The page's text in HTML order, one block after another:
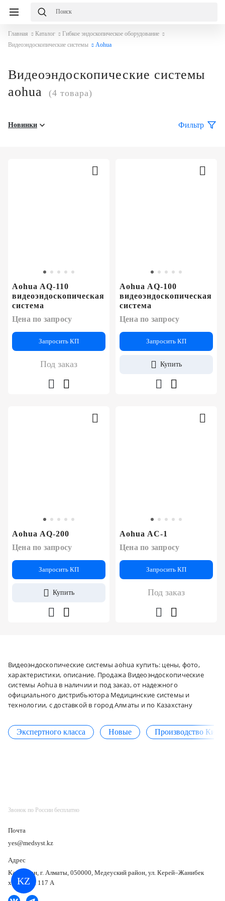
KZ
Главная Каталог
Гибкое эндоскопическое оборудование
Видеоэндоскопические системы
Aohua
Видеоэндоскопические системы
aohua
(4 товара)
Новинки Фильтр
Aohua AQ-110
видеоэндоскопическая
система
Цена по запросу
Запросить КП
Под заказ
Aohua AQ-100
видеоэндоскопическая
система
Цена по запросу
Запросить КП
Купить
Aohua AQ-200
Цена по запросу
Запросить КП
Купить
Aohua AC-1
Цена по запросу
Запросить КП
Под заказ
Видеоэндоскопические системы aohua купить: цены, фото,
характеристики, описание. Продажа Видеоэндоскопические
системы Aohua в наличии и под заказ, от надежного
официального дистрибьютора Медицинские системы и
технологии, с доставкой в город Алматы и по Казахстану
Экспертного класса Новые Производство
Звонок по России бесплатно
Почта
yes@medsyst.kz
Адрес
Казахстан, г. Алматы, 050000, Медеуский район, ул. Керей–Жанибек
хандар, д. 117 А